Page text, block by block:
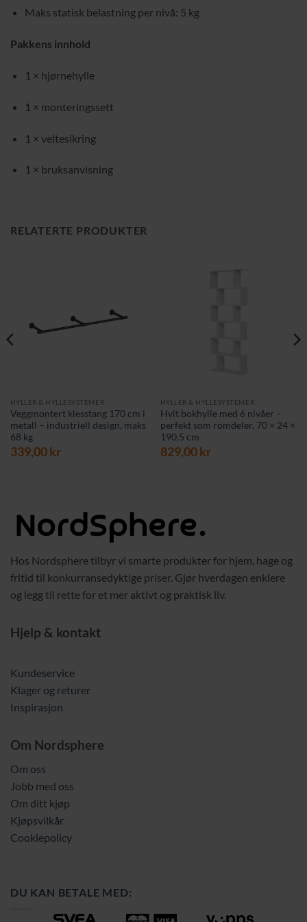
Maks statisk belastning per nivå: 5 kg
Pakkens innhold
1 × hjørnehylle
1 × monteringssett
1 × veltesikring
1 × bruksanvisning
RELATERTE PRODUKTER
HYLLER & HYLLESYSTEMER
Veggmontert klesstang 170 cm i
metall – industriell design, maks
68 kg
339,00kr
HYLLER & HYLLESYSTEMER
Hvit bokhylle med 6 nivåer –
perfekt som romdeler, 70 × 24 ×
190,5 cm
829,00kr
Hos Nordsphere tilbyr vi smarte produkter for hjem, hage og
fritid til konkurransedyktige priser. Gjør hverdagen enklere
og legg til rette for et mer aktivt og praktisk liv.
Hjelp & kontakt
Kundeservice
Klager og returer
Inspirasjon
Om Nordsphere
Om oss
Jobb med oss
Om ditt kjøp
Kjøpsvilkår
Cookiepolicy
DU KAN BETALE MED: